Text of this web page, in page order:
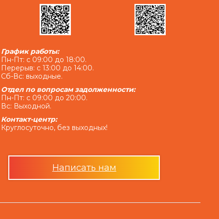
и/или сумму просроченной Комиссии за
Комиссии за выдачу в Кредит дополнительных
за выдачу в Кредит дополнительных
на основании статьи 625 Гражданского
задолженности, которая меньше 100 (сто)
подлежащих уплате Заемщиком за
Кредита, полученной Заемщиком от
Кредитодателя на основании заключенных
Сторон.»
погашения платежей по кредиту и
невыполнения Заемщиком взятых на себя
Кредита, уплаты всей суммы начисленных
в полном объеме, в случае задержания уплаты
превышающий один календарный месяц;»
График работы:
Пн-Пт: с 09:00 до 18:00.
Перерыв: с 13:00 до 14:00.
Сб-Вс: выходные.
Отдел по вопросам задолженности:
Пн-Пт: с 09:00 до 20:00.
Вс: Выходной.
Контакт-центр:
Круглосуточно, без выходных!
Написать нам